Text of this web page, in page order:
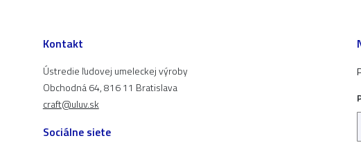
Kontakt
Ústredie ľudovej umeleckej výroby
Obchodná 64, 816 11 Bratislava
craft@uluv.sk
Sociálne siete